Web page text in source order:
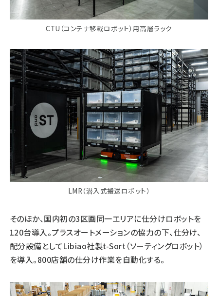
CTU（コンテナ移載ロボット）用高層ラック
LMR（潜入式搬送ロボット）
そのほか、国内初の3区画同一エリアに仕分けロボットを
120台導入。プラスオートメーションの協力の下、仕分け、
配分設備としてLibiao社製t-Sort（ソーティングロボット）
を導入。800店舗の仕分け作業を自動化する。